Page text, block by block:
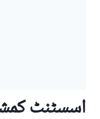
اسسٹنٹ